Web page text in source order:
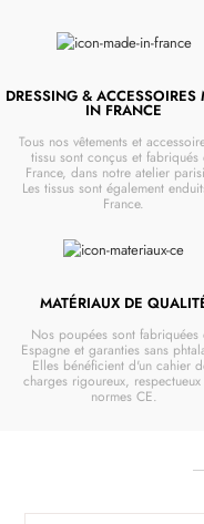
DRESSING & ACCESSOIRES
IN FRANCE
Tous nos vêtements et
tissu sont conçus et fabriqués
France, dans notre atelier
Les tissus sont également
France.
MATÉRIAUX DE
Nos poupées sont fabriquées
Espagne et garanties sans
Elles bénéficient d'un cahier
charges rigoureux,
normes CE.